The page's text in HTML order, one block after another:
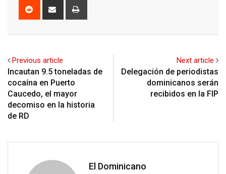
Reddit
Share
Previous article
Incautan 9.5 toneladas de
cocaína en Puerto
Caucedo, el mayor
decomiso en la historia
de RD
Next article
Delegación de periodistas
dominicanos serán
recibidos en la FIP
El Dominicano